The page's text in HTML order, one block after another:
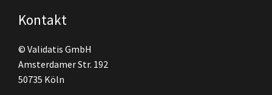
Kontakt
© Validatis GmbH
Amsterdamer Str. 192
50735 Köln